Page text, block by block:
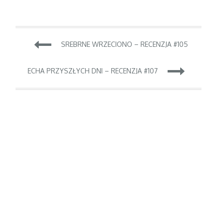
Nawigacja
wpisu
SREBRNE WRZECIONO – RECENZJA #105
ECHA PRZYSZŁYCH DNI – RECENZJA #107